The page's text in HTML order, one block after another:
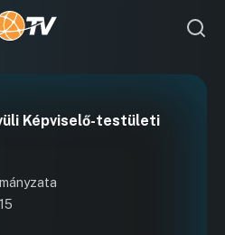
Képviselő-testületi